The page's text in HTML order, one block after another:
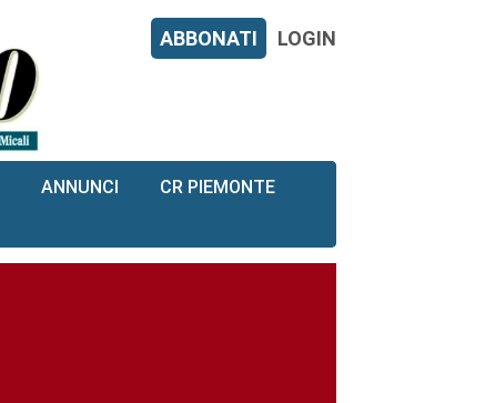
ABBONATI LOGIN
ANNUNCI CR PIEMONTE